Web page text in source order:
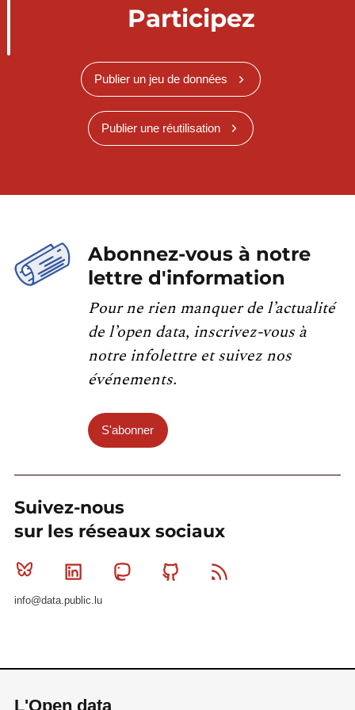
Participez
Publier un jeu de données
Publier une réutilisation
Abonnez-vous à notre
lettre d'information
Pour ne rien manquer de l’actualité
de l’open data, inscrivez-vous à
notre infolettre et suivez nos
événements.
S'abonner
Suivez-nous
sur les réseaux sociaux
Bluesky Linkedin MastodonGithub
info@data.public.lu
L'Open data